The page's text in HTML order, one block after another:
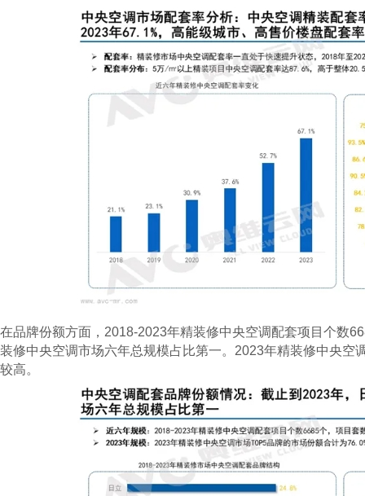
在品牌份额方面，2018-2023年精装修中央空调配套项目个数
装修中央空调市场六年总规模占比第一。2023年精装修中央
较高。